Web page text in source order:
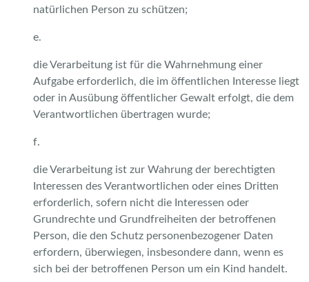
natürlichen Person zu schützen;
e.
die Verarbeitung ist für die Wahrnehmung einer
Aufgabe erforderlich, die im öffentlichen Interesse liegt
oder in Ausübung öffentlicher Gewalt erfolgt, die dem
Verantwortlichen übertragen wurde;
f.
die Verarbeitung ist zur Wahrung der berechtigten
Interessen des Verantwortlichen oder eines Dritten
erforderlich, sofern nicht die Interessen oder
Grundrechte und Grundfreiheiten der betroffenen
Person, die den Schutz personenbezogener Daten
erfordern, überwiegen, insbesondere dann, wenn es
sich bei der betroffenen Person um ein Kind handelt.